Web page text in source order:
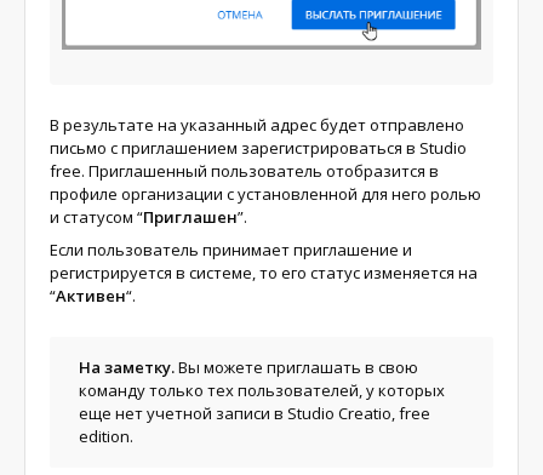
В результате на указанный адрес будет отправлено
письмо с приглашением зарегистрироваться в Studio
free. Приглашенный пользователь отобразится в
профиле организации с установленной для него ролью
и статусом “Приглашен”.
Если пользователь принимает приглашение и
регистрируется в системе, то его статус изменяется на
“Активен“.
На заметку.Вы можете приглашать в свою
команду только тех пользователей, у которых
еще нет учетной записи в Studio Creatio, free
edition.